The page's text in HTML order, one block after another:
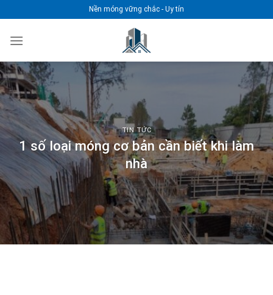
đến
nội
Nền móng vững chắc - Uy tín
TIN TỨC
1 số loại móng cơ bản cần biết khi làm
nhà